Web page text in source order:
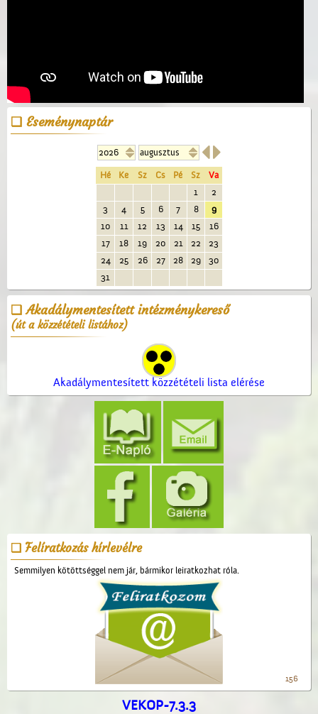
Eseménynaptár

Hé Ke Sz Cs Pé Sz
Va
1
2
3
4 5 6 7 8
9
10
11 12 13 14 15
16
17
18 19 20 21 22
23
24
25 26 27 28 29
30
31
Akadálymentesített intézménykereső
(út a közzétételi listához)
Akadálymentesített közzétételi lista elérése
Felíratkozás hírlevélre
Semmilyen kötöttséggel nem jár, bármikor leiratkozhat róla.
156
VEKOP-7.3.3